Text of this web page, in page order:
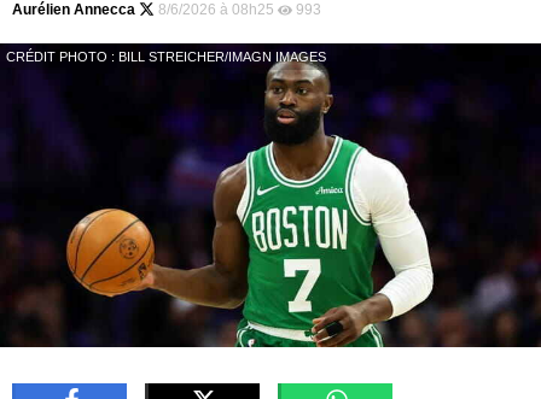
Aurélien Annecca 8/6/2026 à 08h25 993
CRÉDIT PHOTO : BILL STREICHER/IMAGN IMAGES